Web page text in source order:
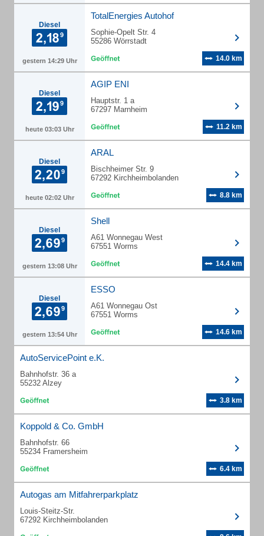
Diesel
gestern 14:29 Uhr
TotalEnergies Autohof
Sophie-Opelt Str. 4
55286 Wörrstadt
14.0 km
Diesel
heute 03:03 Uhr
AGIP ENI
Hauptstr. 1 a
67297 Marnheim
11.2 km
Diesel
heute 02:02 Uhr
ARAL
Bischheimer Str. 9
67292 Kirchheimbolanden
8.8 km
Diesel
gestern 13:08 Uhr
Shell
A61 Wonnegau West
67551 Worms
14.4 km
Diesel
gestern 13:54 Uhr
ESSO
A61 Wonnegau Ost
67551 Worms
14.6 km
AutoServicePoint e.K.
Bahnhofstr. 36 a
55232 Alzey
3.8 km
Koppold & Co. GmbH
Bahnhofstr. 66
55234 Framersheim
6.4 km
Autogas am Mitfahrerparkplatz
Louis-Steitz-Str.
67292 Kirchheimbolanden